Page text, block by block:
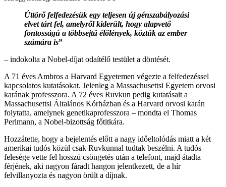
Úttörő felfedezésük egy teljesen új génszabályozási
elvet tárt fel, amelyről kiderült, hogy alapvető
fontosságú a többsejtű élőlények, köztük az ember
számára is”
– indokolta a Nobel-díjat odaítélő testület a döntését.
A 71 éves Ambros a Harvard Egyetemen végezte a felfedezéssel
kapcsolatos kutatásokat. Jelenleg a Massachusettsi Egyetem orvosi
karának professzora. A 72 éves Ruvkun pedig kutatásait a
Massachusettsi Általános Kórházban és a Harvard orvosi karán
folytatta, amelynek genetikaprofesszora – mondta el Thomas
Perlmann, a Nobel-bizottság főtitkára.
Hozzátette, hogy a bejelentés előtt a nagy időeltolódás miatt a két
amerikai tudós közül csak Ruvkunnal tudtak beszélni. A tudós
felesége vette fel hosszú csöngetés után a telefont, majd átadta
férjének, aki nagyon fáradt hangon jelentkezett, de a hír
felvillanyozta és nagyon örült a díjnak.